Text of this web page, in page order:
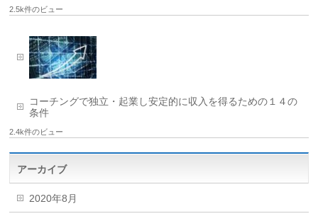
2.5k件のビュー
コーチングで独立・起業し安定的に収入を得るための１４の
条件
2.4k件のビュー
アーカイブ
2020年8月